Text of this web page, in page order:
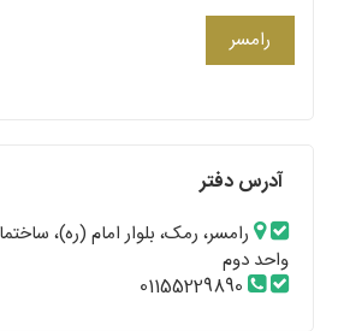
رامسر
آدرس دفتر
رامسر، رمک، بلوار امام (ره)،
واحد دوم
01155229890